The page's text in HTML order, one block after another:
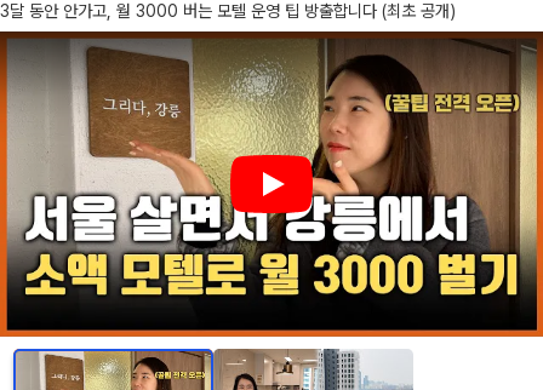
3달 동안 안가고, 월 3000 버는 모텔 운영 팁 방출합니다 (최초 공개)
Play